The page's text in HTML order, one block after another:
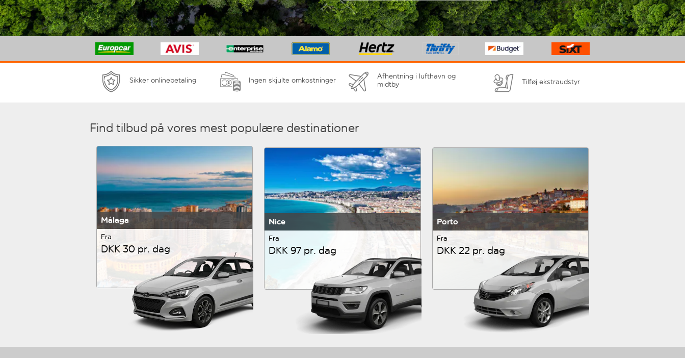
Sikker onlinebetaling Ingen skjulte omkostninger
Afhentning i lufthavn og
midtby
Tilføj ekstraudstyr
Find tilbud på vores mest populære destinationer
Málaga
Fra
DKK 30 pr. dag
Nice
Fra
DKK 97 pr. dag
Porto
Fra
DKK 22 pr. dag